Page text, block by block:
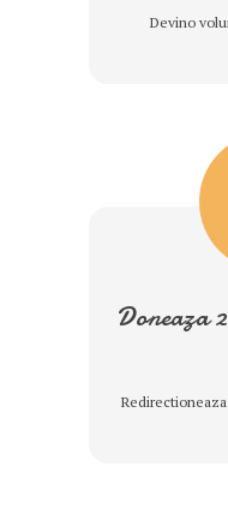
Devino
Doneaza